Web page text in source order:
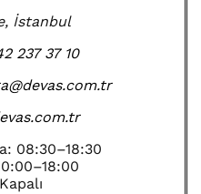
İstanbul
237 37 10
08:30–18:30